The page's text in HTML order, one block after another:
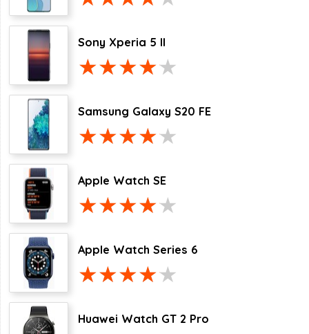
Sony Xperia 5 II
Samsung Galaxy S20 FE
Apple Watch SE
Apple Watch Series 6
Huawei Watch GT 2 Pro